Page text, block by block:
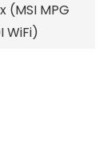
(MSI MPG
WiFi)